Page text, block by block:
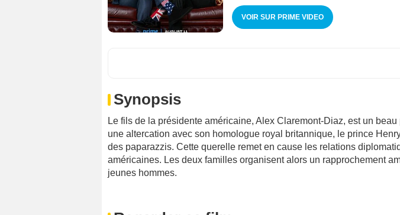
VOIR SUR PRIME VIDEO
Synopsis
Le fils de la présidente américaine, Alex Claremont-Diaz, est un
une altercation avec son homologue royal britannique, le prince
des paparazzis. Cette querelle remet en cause les relations
américaines. Les deux familles organisent alors un rapprochement
jeunes hommes.